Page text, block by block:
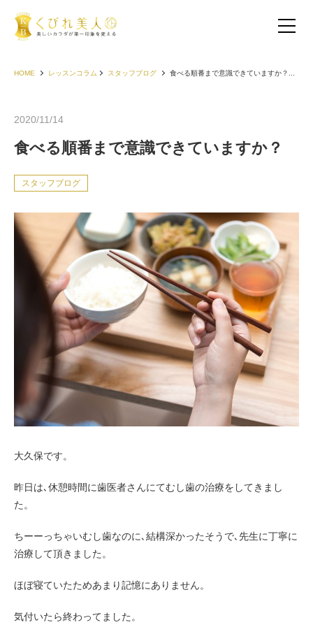
お客様の声（30代以下）
お客様の声（40代）
お客様の声（50代以上）
お客様の声（男性）
HOME レッスンコラム スタッフブログ 食べる順番まで意識できていますか？...
2020/11/14
食べる順番まで意識できていますか？
スタッフブログ
大久保です。
昨日は､休憩時間に歯医者さんにてむし歯の治療をしてきまし
た。
ちーーっちゃいむし歯なのに､結構深かったそうで､先生に丁寧に
治療して頂きました。
ほぼ寝ていたためあまり記憶にありません。
気付いたら終わってました。